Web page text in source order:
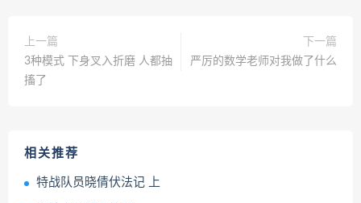
上一篇
3种模式 下身叉入折磨 人都抽
搐了
下一篇
严厉的数学老师对我做了什么
相关推荐
特战队员晓倩伏法记 上